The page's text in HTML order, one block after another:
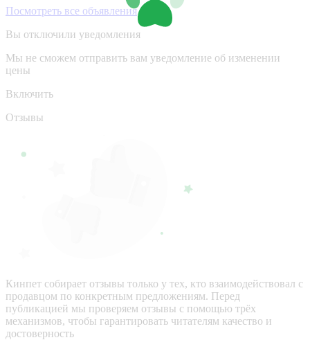
Посмотреть все объявления
Вы отключили уведомления
Мы не сможем отправить вам уведомление об изменении
цены
Включить
Отзывы
Кинпет собирает отзывы только у тех, кто взаимодействовал с
продавцом по конкретным предложениям. Перед
публикацией мы проверяем отзывы с помощью трёх
механизмов, чтобы гарантировать читателям качество и
достоверность